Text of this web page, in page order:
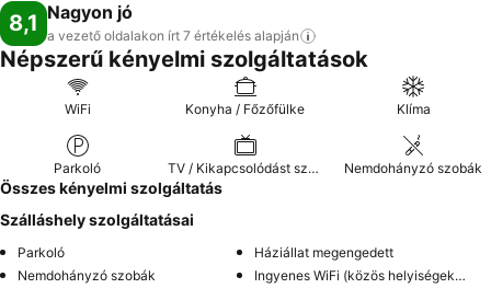
8,1 Nagyon jó
a vezető oldalakon írt 7 értékelés alapján
Népszerű kényelmi szolgáltatások
WiFi Konyha / Főzőfülke Klíma
Parkoló TV / Kikapcsolódást szolgáló extrák Nemdohányzó szobák
Összes kényelmi szolgáltatás
Szálláshely szolgáltatásai
Parkoló
Háziállat megengedett
Nemdohányzó szobák
Ingyenes WiFi (közös helyiségekben)